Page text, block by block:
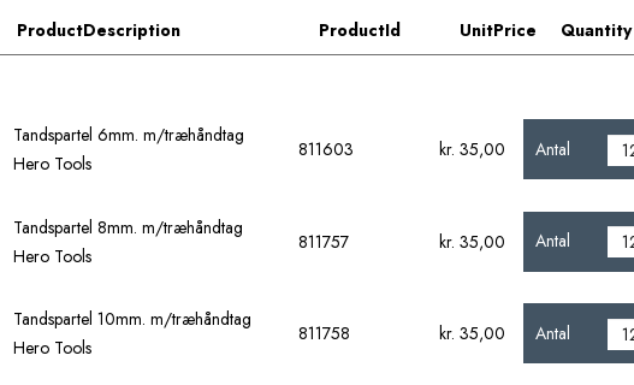
ProductDescription ProductId UnitPrice Quantity
Tandspartel 6mm. m/træhåndtag
Hero Tools
811603 kr. 35,00 Antal
Tandspartel 8mm. m/træhåndtag
Hero Tools
811757 kr. 35,00 Antal
Tandspartel 10mm. m/træhåndtag
Hero Tools
811758 kr. 35,00 Antal